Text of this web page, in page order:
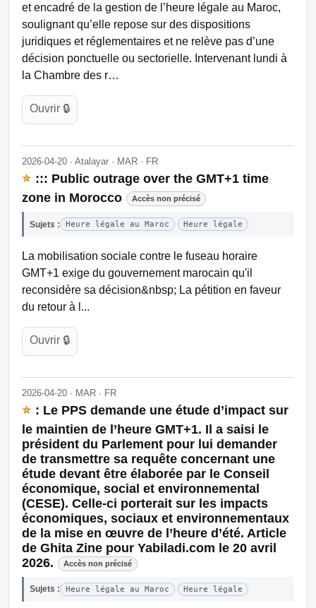
et encadré de la gestion de l’heure légale au Maroc,
soulignant qu’elle repose sur des dispositions
juridiques et réglementaires et ne relève pas d’une
décision ponctuelle ou sectorielle. Intervenant lundi à
la Chambre des r…
Ouvrir 🔒
2026-04-20 · Atalayar · MAR · FR
⭐ ::: Public outrage over the GMT+1 time
zone in Morocco
Accès non précisé
Sujets : Heure légale au Maroc Heure légale
La mobilisation sociale contre le fuseau horaire
GMT+1 exige du gouvernement marocain qu'il
reconsidère sa décision&nbsp; La pétition en faveur
du retour à l...
Ouvrir 🔒
2026-04-20 · MAR · FR
⭐ : Le PPS demande une étude d’impact sur
le maintien de l’heure GMT+1. Il a saisi le
président du Parlement pour lui demander
de transmettre sa requête concernant une
étude devant être élaborée par le Conseil
économique, social et environnemental
(CESE). Celle-ci porterait sur les impacts
économiques, sociaux et environnementaux
de la mise en œuvre de l’heure d’été. Article
de Ghita Zine pour Yabiladi.com le 20 avril
2026.
Accès non précisé
Sujets : Heure légale au Maroc Heure légale